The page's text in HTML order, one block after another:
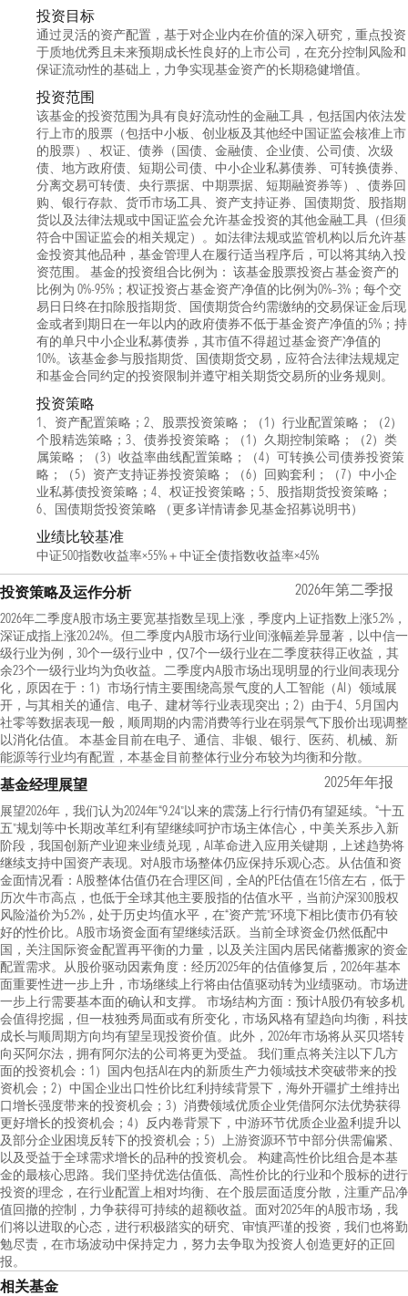
投资目标
通过灵活的资产配置，基于对企业内在价值的深入研究，重点投资
于质地优秀且未来预期成长性良好的上市公司，在充分控制风险和
保证流动性的基础上，力争实现基金资产的长期稳健增值。
投资范围
该基金的投资范围为具有良好流动性的金融工具，包括国内依法发
行上市的股票（包括中小板、创业板及其他经中国证监会核准上市
的股票）、权证、债券（国债、金融债、企业债、公司债、次级
债、地方政府债、短期公司债、中小企业私募债券、可转换债券、
分离交易可转债、央行票据、中期票据、短期融资券等）、债券回
购、银行存款、货币市场工具、资产支持证券、国债期货、股指期
货以及法律法规或中国证监会允许基金投资的其他金融工具（但须
符合中国证监会的相关规定）。如法律法规或监管机构以后允许基
金投资其他品种，基金管理人在履行适当程序后，可以将其纳入投
资范围。 基金的投资组合比例为： 该基金股票投资占基金资产的
比例为 0%-95%；权证投资占基金资产净值的比例为0%–3%；每个交
易日日终在扣除股指期货、国债期货合约需缴纳的交易保证金后现
金或者到期日在一年以内的政府债券不低于基金资产净值的5%；持
有的单只中小企业私募债券，其市值不得超过基金资产净值的
10%。该基金参与股指期货、国债期货交易，应符合法律法规规定
和基金合同约定的投资限制并遵守相关期货交易所的业务规则。
投资策略
1、资产配置策略；2、股票投资策略；（1）行业配置策略；（2）
个股精选策略；3、债券投资策略；（1）久期控制策略；（2）类
属策略；（3）收益率曲线配置策略；（4）可转换公司债券投资策
略；（5）资产支持证券投资策略；（6）回购套利；（7）中小企
业私募债投资策略；4、权证投资策略；5、股指期货投资策略；
6、国债期货投资策略 （更多详情请参见基金招募说明书）
业绩比较基准
中证500指数收益率×55%＋中证全债指数收益率×45%
投资策略及运作分析 2026年第二季报
2026年二季度A股市场主要宽基指数呈现上涨，季度内上证指数上涨5.2%，
深证成指上涨20.24%。但二季度内A股市场行业间涨幅差异显著，以中信一
级行业为例，30个一级行业中，仅7个一级行业在二季度获得正收益，其
余23个一级行业均为负收益。二季度内A股市场出现明显的行业间表现分
化，原因在于：1）市场行情主要围绕高景气度的人工智能（AI）领域展
开，与其相关的通信、电子、建材等行业表现突出；2）由于4、5月国内
社零等数据表现一般，顺周期的内需消费等行业在弱景气下股价出现调整
以消化估值。 本基金目前在电子、通信、非银、银行、医药、机械、新
能源等行业均有配置，本基金目前整体行业分布较为均衡和分散。
基金经理展望 2025年年报
展望2026年，我们认为2024年“9.24”以来的震荡上行行情仍有望延续。“十五
五”规划等中长期改革红利有望继续呵护市场主体信心，中美关系步入新
阶段，我国创新产业迎来业绩兑现，AI革命进入应用关键期，上述趋势将
继续支持中国资产表现。对A股市场整体仍应保持乐观心态。从估值和资
金面情况看：A股整体估值仍在合理区间，全A的PE估值在15倍左右，低于
历次牛市高点，也低于全球其他主要股指的估值水平，当前沪深300股权
风险溢价为5.2%，处于历史均值水平，在“资产荒”环境下相比债市仍有较
好的性价比。A股市场资金面有望继续活跃。当前全球资金仍然低配中
国，关注国际资金配置再平衡的力量，以及关注国内居民储蓄搬家的资金
配置需求。从股价驱动因素角度：经历2025年的估值修复后，2026年基本
面重要性进一步上升，市场继续上行将由估值驱动转为业绩驱动。市场进
一步上行需要基本面的确认和支撑。 市场结构方面：预计A股仍有较多机
会值得挖掘，但一枝独秀局面或有所变化，市场风格有望趋向均衡，科技
成长与顺周期方向均有望呈现投资价值。此外，2026年市场将从买贝塔转
向买阿尔法，拥有阿尔法的公司将更为受益。 我们重点将关注以下几方
面的投资机会：1）国内包括AI在内的新质生产力领域技术突破带来的投
资机会；2）中国企业出口性价比红利持续背景下，海外开疆扩土维持出
口增长强度带来的投资机会；3）消费领域优质企业凭借阿尔法优势获得
更好增长的投资机会；4）反内卷背景下，中游环节优质企业盈利提升以
及部分企业困境反转下的投资机会；5）上游资源环节中部分供需偏紧、
以及受益于全球需求增长的品种的投资机会。 构建高性价比组合是本基
金的最核心思路。我们坚持优选估值低、高性价比的行业和个股标的进行
投资的理念，在行业配置上相对均衡、在个股层面适度分散，注重产品净
值回撤的控制，力争获得可持续的超额收益。面对2025年的A股市场，我
们将以进取的心态，进行积极踏实的研究、审慎严谨的投资，我们也将勤
勉尽责，在市场波动中保持定力，努力去争取为投资人创造更好的正回
报。
相关基金